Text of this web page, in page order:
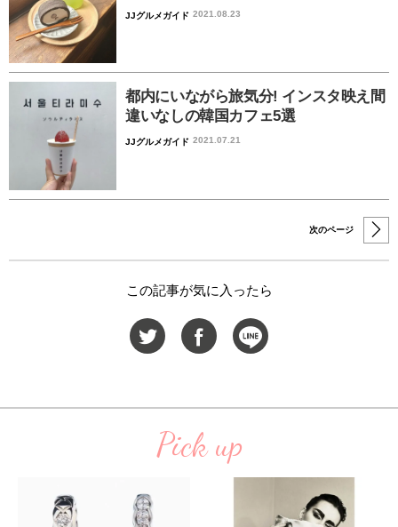
JJグルメガイド 2021.08.23
都内にいながら旅気分! インスタ映え間
違いなしの韓国カフェ5選
JJグルメガイド 2021.07.21
次のページ
この記事が気に入ったら
Pick up